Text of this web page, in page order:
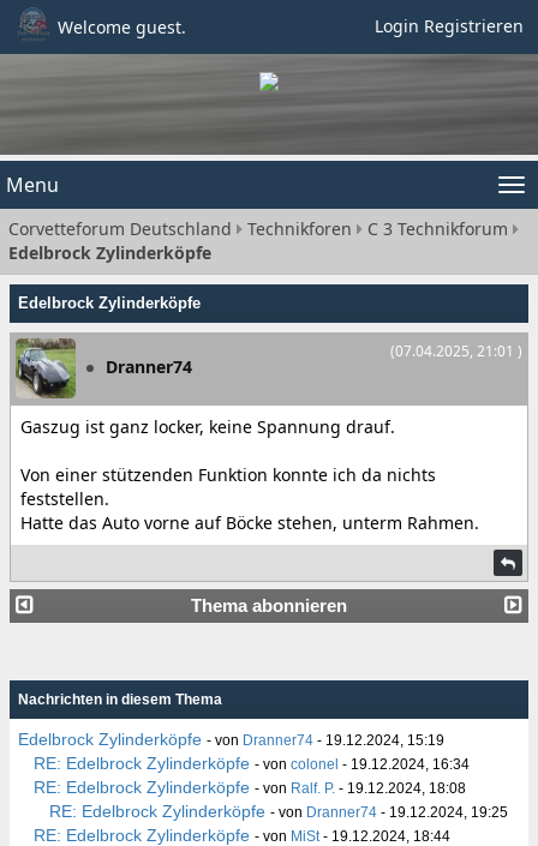
Welcome guest. Login Registrieren
Menu
Corvetteforum Deutschland Technikforen
C 3 Technikforum
Edelbrock Zylinderköpfe
Edelbrock Zylinderköpfe
(07.04.2025, 21:01 )
Dranner74
Gaszug ist ganz locker, keine Spannung drauf.
Von einer stützenden Funktion konnte ich da nichts
feststellen.
Hatte das Auto vorne auf Böcke stehen, unterm Rahmen.
Thema abonnieren
Nachrichten in diesem Thema
Edelbrock Zylinderköpfe - von Dranner74 - 19.12.2024, 15:19
RE: Edelbrock Zylinderköpfe - von colonel - 19.12.2024, 16:34
RE: Edelbrock Zylinderköpfe - von Ralf. P. - 19.12.2024, 18:08
RE: Edelbrock Zylinderköpfe - von Dranner74 - 19.12.2024, 19:25
RE: Edelbrock Zylinderköpfe - von MiSt- 19.12.2024, 18:44